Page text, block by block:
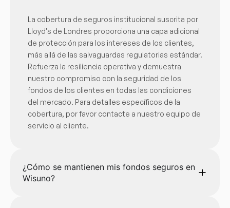
La cobertura de seguros institucional suscrita por
Lloyd's de Londres proporciona una capa adicional
de protección para los intereses de los clientes,
más allá de las salvaguardas regulatorias estándar.
Refuerza la resiliencia operativa y demuestra
nuestro compromiso con la seguridad de los
fondos de los clientes en todas las condiciones
del mercado. Para detalles específicos de la
cobertura, por favor contacte a nuestro equipo de
servicio al cliente.
¿Cómo se mantienen mis fondos seguros en
Wisuno?